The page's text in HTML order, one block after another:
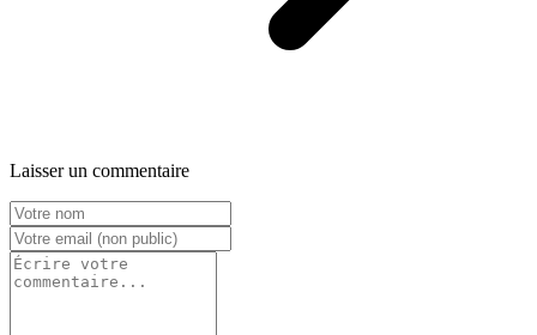
Laisser un commentaire